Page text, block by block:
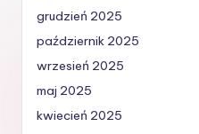
grudzień 2025
październik 2025
wrzesień 2025
maj 2025
kwiecień 2025